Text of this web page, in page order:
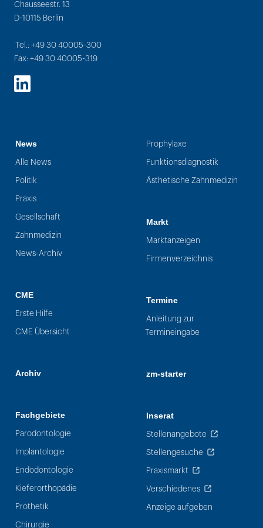
Chausseestr. 13
D-10115 Berlin
Tel.: +49 30 40005-300
Fax: +49 30 40005-319
LinkedIn
News
Alle News
Politik
Praxis
Gesellschaft
Zahnmedizin
News-Archiv
CME
Erste Hilfe
CME Übersicht
Archiv
Fachgebiete
Parodontologie
Implantologie
Endodontologie
Kieferorthopädie
Prothetik
Chirurgie
Prophylaxe
Funktionsdiagnostik
Ästhetische Zahnmedizin
Markt
Marktanzeigen
Firmenverzeichnis
Termine
Anleitung zur
Termineingabe
zm-starter
Inserat
Stellenangebote
Stellengesuche
Praxismarkt
Verschiedenes
Anzeige aufgeben